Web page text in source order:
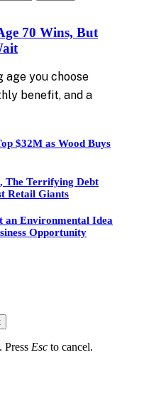
70 Wins, But
you choose
benefit, and a
$32M as Wood Buys
, The Terrifying Debt
Retail Giants
an Environmental Idea
Opportunity
Press Esc to cancel.